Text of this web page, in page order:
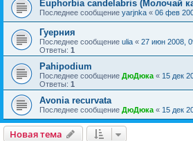
Euphorbia candelabris (Молочай
Последнее сообщение yarjnka « 06 фев
Гуерния
Последнее сообщение ulia « 27 июн 2008,
Ответы: 1
Pahipodium
Последнее сообщение ДюДюка « 15 дек
Ответы: 1
Avonia recurvata
Последнее сообщение ДюДюка « 15 дек
Новая тема